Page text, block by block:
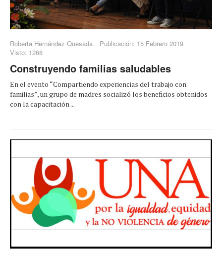
Roberta Hernández Quesada
Publicación: 15 Febrero 2019
Visto: 1268
Construyendo familias saludables
En el evento “Compartiendo experiencias del trabajo con
familias”, un grupo de madres socializó los beneficios obtenidos
con la capacitación ...